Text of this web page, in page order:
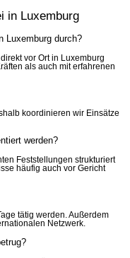
in Luxemburg
Luxemburg durch?
vor Ort in Luxemburg
als auch mit erfahrenen
koordinieren wir Einsätze
werden?
Feststellungen strukturiert
häufig auch vor Gericht
tätig werden. Außerdem
Netzwerk.